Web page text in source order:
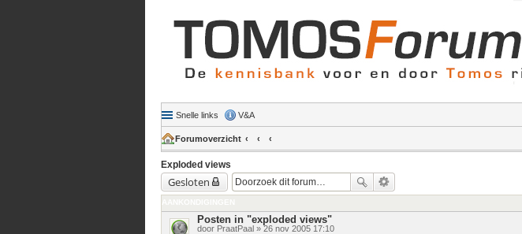
Snelle links V&A
Forumoverzicht
Exploded views
Gesloten
Posten in "exploded views"
door PraatPaal» 26 nov 2005 17:10